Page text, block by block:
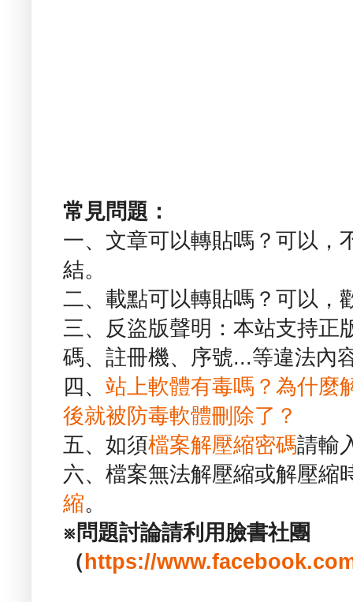
常見問題：
一、文章可以轉貼嗎？可以，
結。
二、載點可以轉貼嗎？可以，
三、反盜版聲明：本站支持正
碼、註冊機、序號...等違法內
四、 站上軟體有毒嗎？為什麼
後就被防毒軟體刪除了？
五、如須檔案解壓縮密碼請輸
六、檔案無法解壓縮或解壓縮
縮。
※問題討論請利用臉書社團
（ https://